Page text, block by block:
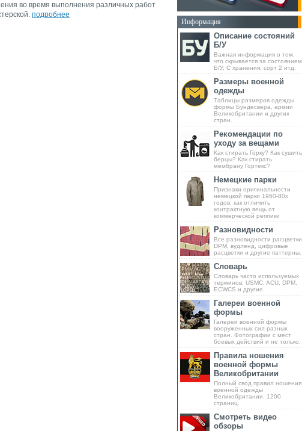
во время выполнения различных работ
подробнее
Информация
Описание состояний
Б/У
Важная информация о том,
что скрывается за состоянием
Б/У, С хранения, сорт 2 итд.
Размеры военной
одежды
Таблицы размеров одежды
формы Бундесвера, армии
Великобритании и других
стран.
Рекомендации по
уходу за вещами
Как стирать Горку? Как сушить
берцы? Как стирать
мембрану Гортекс?
Немецкие парки
Признаки оригинальности
немецкой парки 1960-80х
годов: как отличить
контрактную вещь от
коммерческой реплики
Разновидности
Все разновидности расцветки
DPM, вудленд, цифровые
расцветки и другие паттерны.
Словарь
Словарь часто используемых
терминов: USMC, ACU, DPM,
ECWCS и другие.
Галереи военной
формы
Галереи военной формы
вооруженных сил разных
стран. Фотографии с мест
боевых действий и не только.
Правила ношения
военной формы
Великобритании
Полный свод правил ношения
военной одежды
Великобритании. 1200
страниц.
Смотреть видео
обзоры